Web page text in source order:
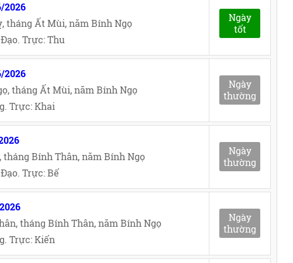
2026
tháng Ất Mùi, năm Bính Ngọ
Trực: Thu
Ngày
tốt
2026
tháng Ất Mùi, năm Bính Ngọ
Trực: Khai
Ngày
thường
tháng Bính Thân, năm Bính Ngọ
Trực: Bế
Ngày
thường
tháng Bính Thân, năm Bính Ngọ
Trực: Kiến
Ngày
thường